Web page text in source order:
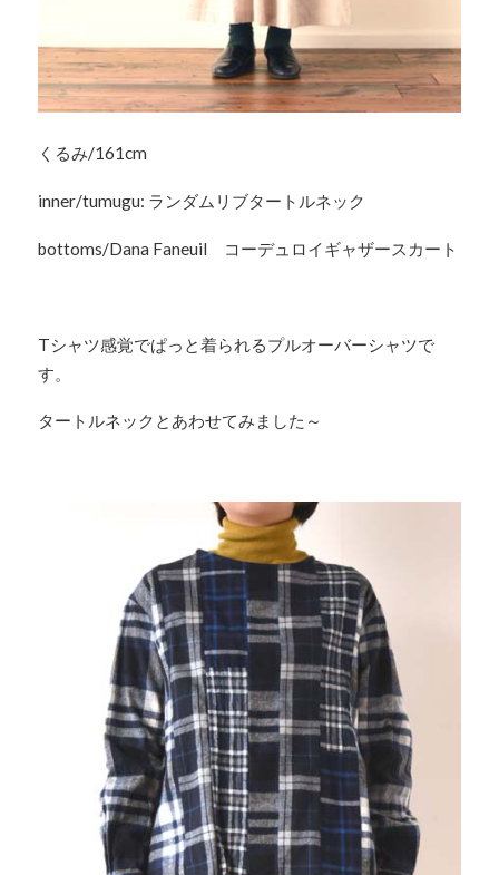
くるみ/161cm
inner/tumugu: ランダムリブタートルネック
bottoms/Dana Faneuil コーデュロイギャザースカート
Tシャツ感覚でぱっと着られるプルオーバーシャツで
す。
タートルネックとあわせてみました～